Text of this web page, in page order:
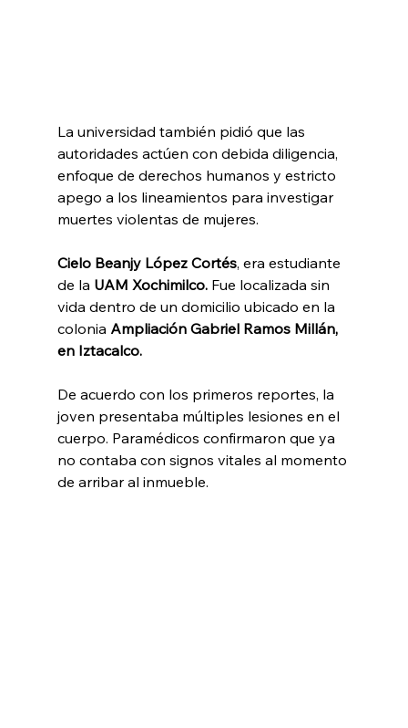
La universidad también pidió que las
autoridades actúen con debida diligencia,
enfoque de derechos humanos y estricto
apego a los lineamientos para investigar
muertes violentas de mujeres.
Cielo Beanjy López Cortés, era estudiante
de la UAM Xochimilco. Fue localizada sin
vida dentro de un domicilio ubicado en la
colonia Ampliación Gabriel Ramos Millán,
en Iztacalco.
De acuerdo con los primeros reportes, la
joven presentaba múltiples lesiones en el
cuerpo. Paramédicos confirmaron que ya
no contaba con signos vitales al momento
de arribar al inmueble.